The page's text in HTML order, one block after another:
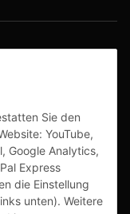
Sie den
YouTube,
Google Analytics,
Express
die Einstellung
unten). Weitere